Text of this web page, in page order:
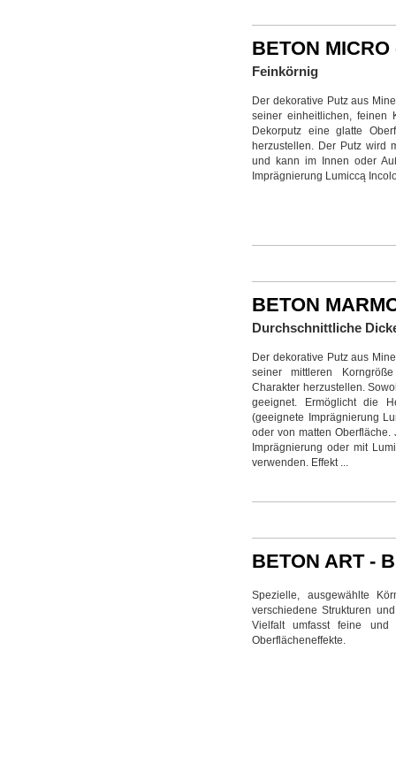
BETON
Feinkörnig
Der dekorative Putz aus
seiner einheitlichen, feinen
Dekorputz eine glatte
herzustellen. Der Putz wird
und kann im Innen oder
Imprägnierung Lumiccą
BETON
Durchschnittliche
Der dekorative Putz aus
seiner mittleren
Charakter herzustellen.
geeignet. Ermöglicht die
(geeignete Imprägnierung
oder von matten
Imprägnierung oder mit
verwenden. Effekt ...
BETON ART -
Spezielle, ausgewählte
verschiedene Strukturen
Vielfalt umfasst feine
Oberflächeneffekte.